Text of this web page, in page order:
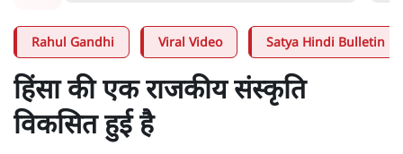
Rahul Gandhi Viral Video Satya Hindi Bulletin
हिंसा की एक राजकीय संस्कृति
विकसित हुई है